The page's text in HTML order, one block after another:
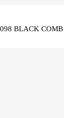
098 BLACK COMB